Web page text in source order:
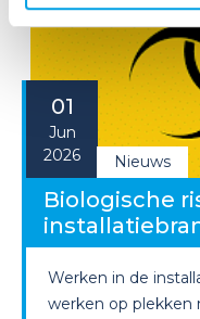
01
Jun
2026
Nieuws
Biologische
Werken in de
werken op plekken